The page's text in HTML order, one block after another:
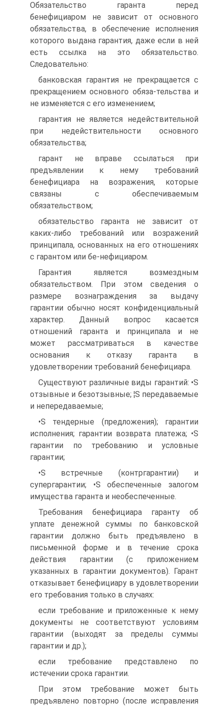
Обязательство гаранта перед
бенефициаром не зависит от основного
обязательства, в обеспечение исполнения
которого выдана гарантия, даже если в ней
есть ссылка на это обязательство.
Следовательно:
банковская гарантия не прекращается с
прекращением основного обяза-тельства и
не изменяется с его изменением;
гарантия не является недействительной
при недействительности основного
обязательства;
гарант не вправе ссылаться при
предъявлении к нему требований
бенефициара на возражения, которые
связаны с обеспечиваемым
обязательством;
обязательство гаранта не зависит от
каких-либо требований или возражений
принципала, основанных на его отношениях
с гарантом или бе-нефициаром.
Гарантия является возмездным
обязательством. При этом сведения о
размере вознаграждения за выдачу
гарантии обычно носят конфиденциальный
характер. Данный вопрос касается
отношений гаранта и принципала и не
может рассматриваться в качестве
основания к отказу гаранта в
удовлетворении требований бенефициара.
Существуют различные виды гарантий: •S
отзывные и безотзывные; ¦S передаваемые
и непередаваемые;
•S тендерные (предложения); гарантии
исполнения; гарантии возврата платежа; •S
гарантии по требованию и условные
гарантии;
•S встречные (контргарантии) и
супергарантии; •S обеспеченные залогом
имущества гаранта и необеспеченные.
Требования бенефициара гаранту об
уплате денежной суммы по банковской
гарантии должно быть предъявлено в
письменной форме и в течение срока
действия гарантии (с приложением
указанных в гарантии документов). Гарант
отказывает бенефициару в удовлетворении
его требования только в случаях:
если требование и приложенные к нему
документы не соответствуют условиям
гарантии (выходят за пределы суммы
гарантии и др.);
если требование представлено по
истечении срока гарантии.
При этом требование может быть
предъявлено повторно (после исправления